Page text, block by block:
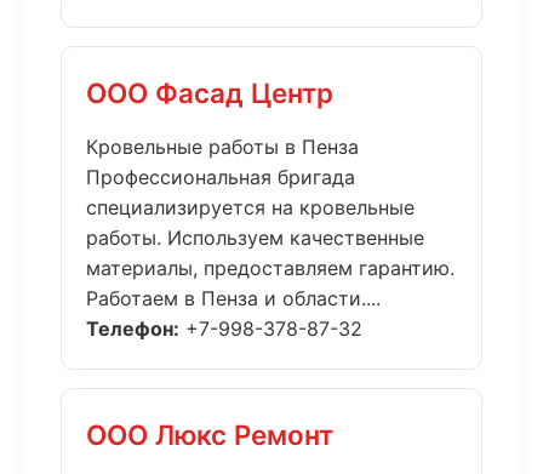
ООО Фасад Центр
Кровельные работы в Пенза
Профессиональная бригада
специализируется на кровельные
работы. Используем качественные
материалы, предоставляем гарантию.
Работаем в Пенза и области....
Телефон: +7-998-378-87-32
ООО Люкс Ремонт